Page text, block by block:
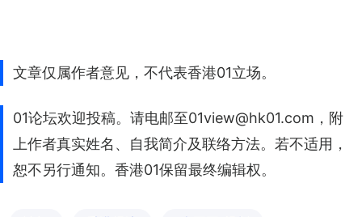
文章仅属作者意见，不代表香港01立场。
01论坛欢迎投稿。请电邮至01view@hk01.com，附
上作者真实姓名、自我简介及联络方法。若不适用，
恕不另行通知。香港01保留最终编辑权。